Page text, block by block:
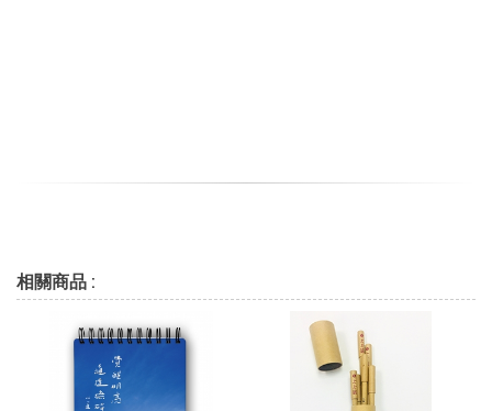
相關商品 :